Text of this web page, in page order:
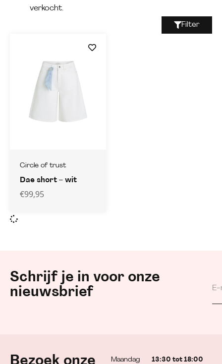
verkocht.
Filter
Circle of trust
Dae short – wit
€99,95
Schrijf je in voor onze
nieuwsbrief
Maandag
13:30 tot 18:00